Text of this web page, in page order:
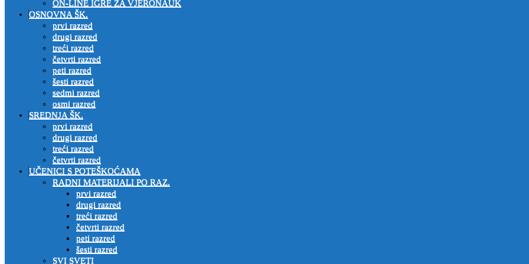
ON-LINE IGRE ZA VJERONAUK
OSNOVNA ŠK.
prvi razred
drugi razred
treći razred
četvrti razred
peti razred
šesti razred
sedmi razred
osmi razred
SREDNJA ŠK.
prvi razred
drugi razred
treći razred
četvrti razred
UČENICI S POTEŠKOĆAMA
RADNI MATERIJALI PO RAZ.
prvi razred
drugi razred
treći razred
četvrti razred
peti razred
šesti razred
SVI SVETI